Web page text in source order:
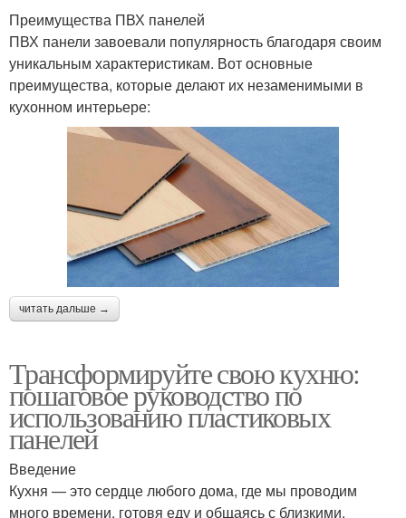
Преимущества ПВХ панелей
ПВХ панели завоевали популярность благодаря своим
уникальным характеристикам. Вот основные
преимущества, которые делают их незаменимыми в
кухонном интерьере:
читать дальше →
Трансформируйте свою кухню:
пошаговое руководство по
использованию пластиковых
панелей
Введение
Кухня — это сердце любого дома, где мы проводим
много времени, готовя еду и общаясь с близкими.